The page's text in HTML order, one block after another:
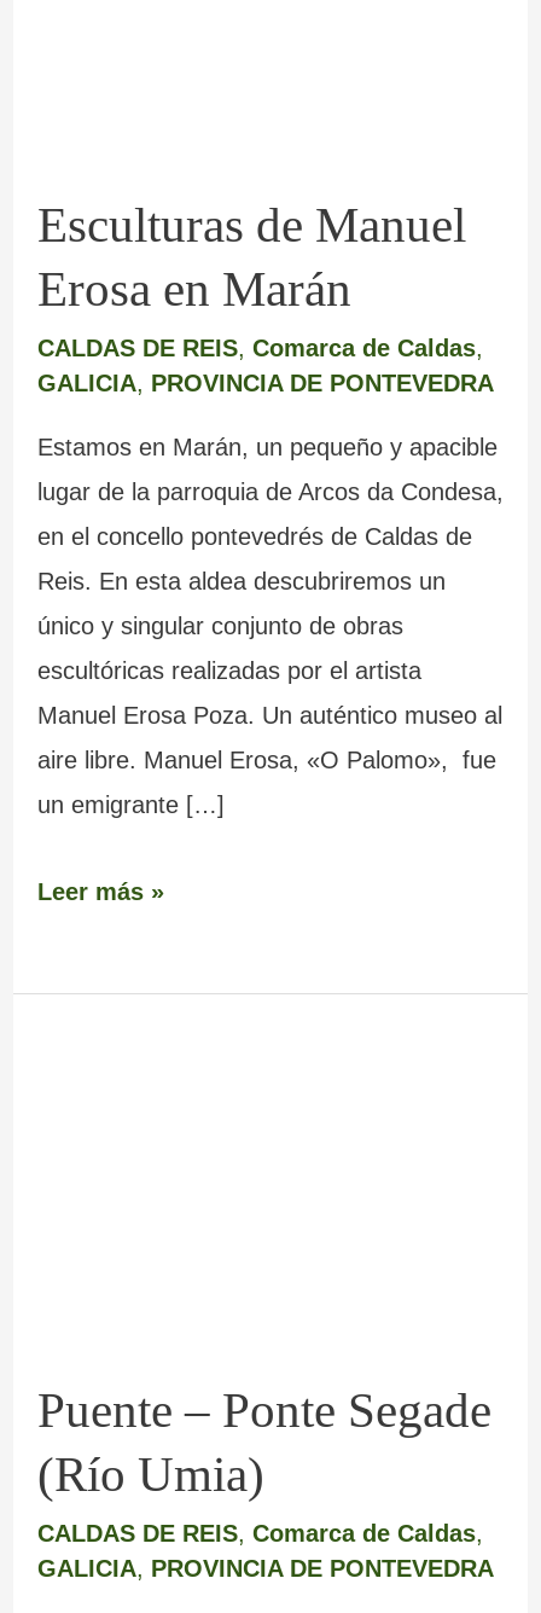
Esculturas de Manuel
Erosa en Marán
CALDAS DE REIS, Comarca de Caldas,
GALICIA, PROVINCIA DE PONTEVEDRA
Estamos en Marán, un pequeño y apacible
lugar de la parroquia de Arcos da Condesa,
en el concello pontevedrés de Caldas de
Reis. En esta aldea descubriremos un
único y singular conjunto de obras
escultóricas realizadas por el artista
Manuel Erosa Poza. Un auténtico museo al
aire libre. Manuel Erosa, «O Palomo», fue
un emigrante […]
Leer más »
Puente – Ponte Segade
(Río Umia)
CALDAS DE REIS, Comarca de Caldas,
GALICIA, PROVINCIA DE PONTEVEDRA